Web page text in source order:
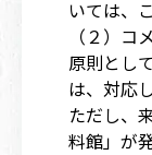
いては、
（２）コ
原則とし
は、対応
ただし、
料館」が